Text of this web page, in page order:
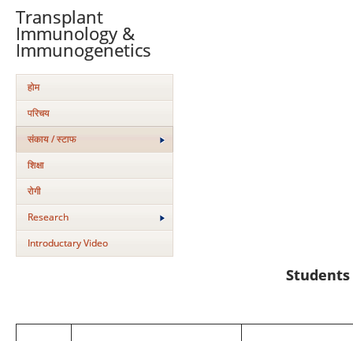
Transplant
Immunology &
Immunogenetics
होम
परिचय
संकाय / स्टाफ
शिक्षा
रोगी
Research
Introductary Video
Students